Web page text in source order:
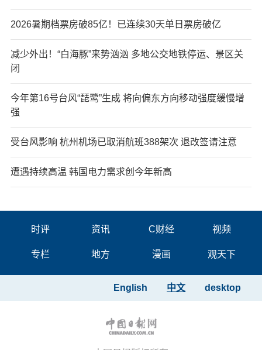
2026暑期档票房破85亿！已连续30天单日票房破亿
减少外出！“白海豚”来势汹汹 多地公交地铁停运、景区关
闭
今年第16号台风“琵鹭”生成 将向偏东方向移动强度缓慢增
强
受台风影响 杭州机场已取消航班388架次 退改签请注意
遭遇持续高温 韩国电力需求创今年新高
时评 资讯 C财经 视频
专栏 地方 漫画 观天下
desktop
中文
English